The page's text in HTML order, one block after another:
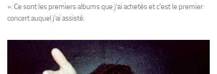
». Ce sont les premiers albums que j’ai achetés et c’est le premier
concert auquel j’ai assisté.